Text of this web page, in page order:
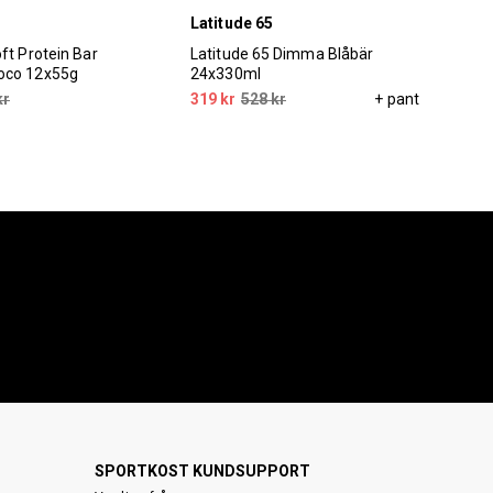
Protein Bar
12x55g
Latitude 65
Latitude 65 Dimma Blåbär
24x330ml
319 kr 528 kr + pant
SPORTKOST KUNDSUPPORT